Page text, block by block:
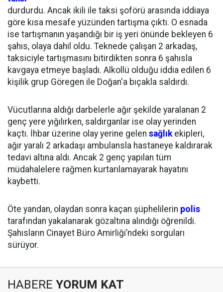
durdurdu. Ancak ikili ile taksi şoförü arasında iddiaya
göre kısa mesafe yüzünden tartışma çıktı. O esnada
ise tartışmanın yaşandığı bir iş yeri önünde bekleyen 6
şahıs, olaya dahil oldu. Teknede çalışan 2 arkadaş,
taksiciyle tartışmasını bitirdikten sonra 6 şahısla
kavgaya etmeye başladı. Alkollü olduğu iddia edilen 6
kişilik grup Göregen ile Doğan'a bıçakla saldırdı.
Vücutlarına aldığı darbelerle ağır şekilde yaralanan 2
genç yere yığılırken, saldırganlar ise olay yerinden
kaçtı. İhbar üzerine olay yerine gelen sağlıkekipleri,
ağır yaralı 2 arkadaşı ambulansla hastaneye kaldırarak
tedavi altına aldı. Ancak 2 genç yapılan tüm
müdahalelere rağmen kurtarılamayarak hayatını
kaybetti.
Öte yandan, olaydan sonra kaçan şüphelilerin polis
tarafından yakalanarak gözaltına alındığı öğrenildi.
Şahısların Cinayet Büro Amirliği’ndeki sorguları
sürüyor.
HABERE YORUM KAT